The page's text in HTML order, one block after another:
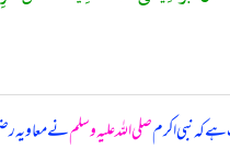
ہے کہنبی اکرمصلی اللہ علیہ وسلمنے معاویہ